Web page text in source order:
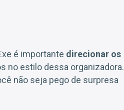
é importante direcionar os
no estilo dessa organizadora.
não seja pego de surpresa